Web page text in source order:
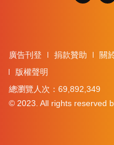
廣告刊登 捐款贊助 關
版權聲明
總瀏覽人次：69,892,349
© 2023. All rights reserved